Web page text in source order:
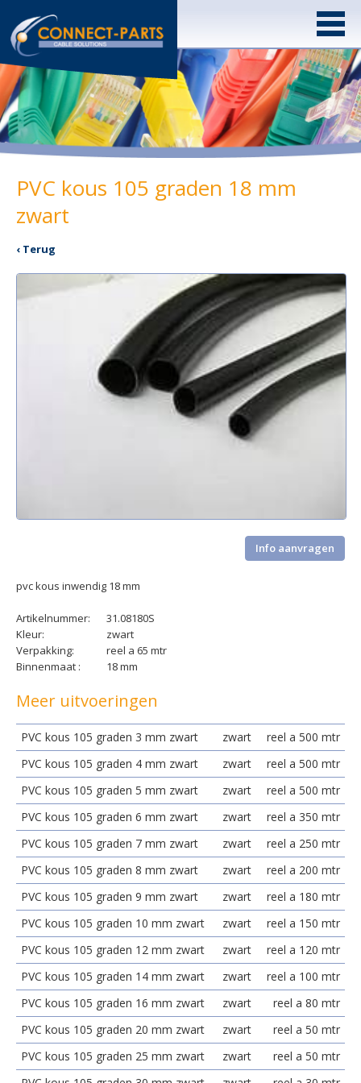
PVC kous 105 graden 18 mm
zwart
‹ Terug
Info aanvragen
pvc kous inwendig 18 mm
Artikelnummer:
31.08180S
Kleur:
zwart
Verpakking:
reel a 65 mtr
Binnenmaat :
18 mm
Meer uitvoeringen
PVC kous 105 graden 3 mm zwart zwart
reel a 500 mtr
PVC kous 105 graden 4 mm zwart
zwart
reel a 500 mtr
PVC kous 105 graden 5 mm zwart
zwart
reel a 500 mtr
PVC kous 105 graden 6 mm zwart
zwart
reel a 350 mtr
PVC kous 105 graden 7 mm zwart
zwart
reel a 250 mtr
PVC kous 105 graden 8 mm zwart
zwart
reel a 200 mtr
PVC kous 105 graden 9 mm zwart
zwart
reel a 180 mtr
PVC kous 105 graden 10 mm zwart
zwart
reel a 150 mtr
PVC kous 105 graden 12 mm zwart
zwart
reel a 120 mtr
PVC kous 105 graden 14 mm zwart
zwart
reel a 100 mtr
PVC kous 105 graden 16 mm zwart
zwart
reel a 80 mtr
PVC kous 105 graden 20 mm zwart
zwart
reel a 50 mtr
PVC kous 105 graden 25 mm zwart
zwart
reel a 50 mtr